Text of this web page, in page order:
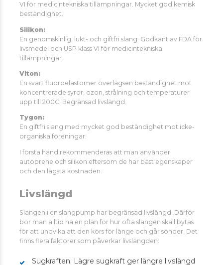
VI för medicintekniska tillämpningar. Mycket god kemisk
beständighet.
Silikon:
En genomskinlig, lukt- och giftfri slang. Godkänt av FDA för
livsmedel och USP klass VI för medicintekniska
tillämpningar.
Viton:
En svart fluoroelastomer överlägsen beständighet mot
koncentrerade syror, ozon, strålning och temperaturer
upp till 200C. Begränsad livslängd.
Tygon:
En giftfri slang med mycket god beständighet mot icke-
organiska föreningar.
I första hand rekommenderas att man använder
autoprene och silikon eftersom de har bäst egenskaper
och den lägsta kostnaden.
Livslängd
Slangen i en slangpump har begränsad livslängd. Därför
bör man alltid ha en plan för hur ofta slangen skall bytas
för att undvika att den körs för länge och går sönder. Det
finns flera faktorer som påverkar livslängden:
Sugkraften. Lägre sugkraft ger längre livslängd